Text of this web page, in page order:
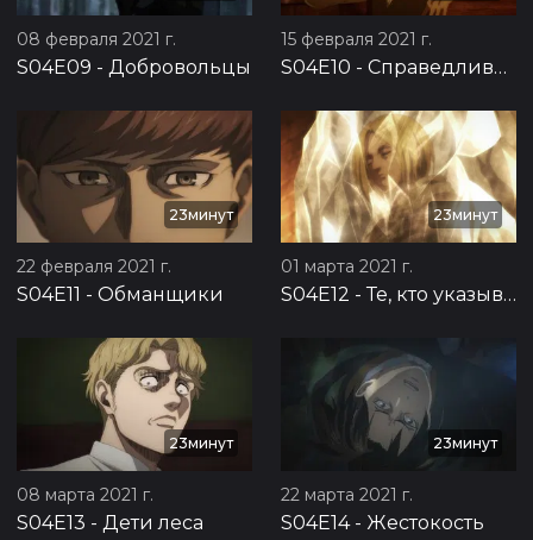
08 февраля 2021 г.
S04E09 - Добровольцы
15 февраля 2021 г.
S04E10 - Справедливый довод
23минут
22 февраля 2021 г.
S04E11 - Обманщики
23минут
01 марта 2021 г.
S04E12 - Те, кто указывают путь
23минут
08 марта 2021 г.
S04E13 - Дети леса
23минут
22 марта 2021 г.
S04E14- Жестокость